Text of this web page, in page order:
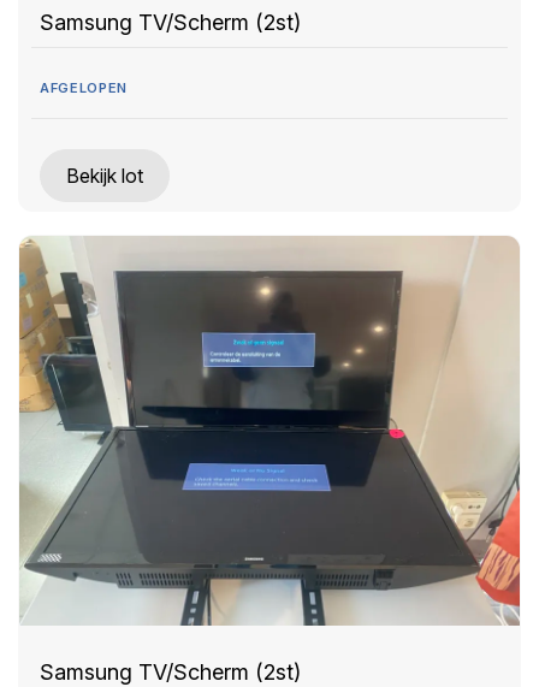
Samsung TV/Scherm (2st)
AFGELOPEN
Bekijk lot
Samsung TV/Scherm (2st)